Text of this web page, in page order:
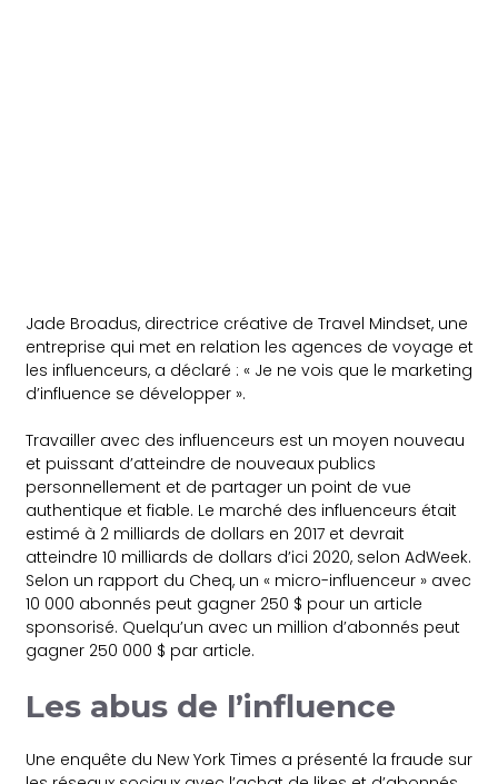
Jade Broadus, directrice créative de Travel Mindset, une
entreprise qui met en relation les agences de voyage et
les influenceurs, a déclaré : « Je ne vois que le marketing
d’influence se développer ».
Travailler avec des influenceurs est un moyen nouveau
et puissant d’atteindre de nouveaux publics
personnellement et de partager un point de vue
authentique et fiable. Le marché des influenceurs était
estimé à 2 milliards de dollars en 2017 et devrait
atteindre 10 milliards de dollars d’ici 2020, selon AdWeek.
Selon un rapport du Cheq, un « micro-influenceur » avec
10 000 abonnés peut gagner 250 $ pour un article
sponsorisé. Quelqu’un avec un million d’abonnés peut
gagner 250 000 $ par article.
Les abus de l’influence
Une enquête du New York Times a présenté la fraude sur